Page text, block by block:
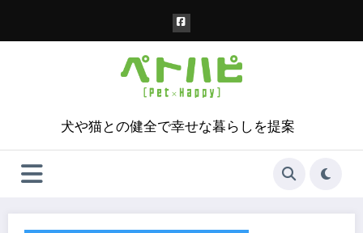
犬や猫との健全で幸せな暮らしを提案